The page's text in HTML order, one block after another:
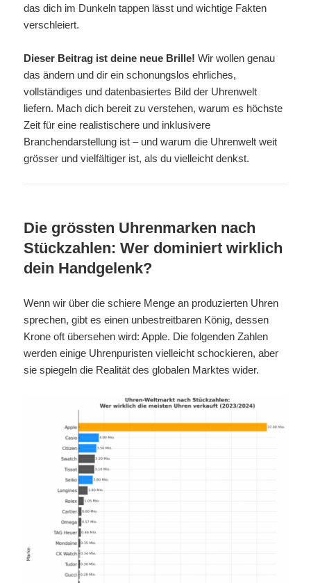
das dich im Dunkeln tappen lässt und wichtige Fakten
verschleiert.
Dieser Beitrag ist deine neue Brille! Wir wollen genau
das ändern und dir ein schonungslos ehrliches,
vollständiges und datenbasiertes Bild der Uhrenwelt
liefern. Mach dich bereit zu verstehen, warum es höchste
Zeit für eine realistischere und inklusivere
Branchendarstellung ist – und warum die Uhrenwelt weit
grösser und vielfältiger ist, als du vielleicht denkst.
Die grössten Uhrenmarken nach
Stückzahlen: Wer dominiert wirklich
dein Handgelenk?
Wenn wir über die schiere Menge an produzierten Uhren
sprechen, gibt es einen unbestreitbaren König, dessen
Krone oft übersehen wird: Apple. Die folgenden Zahlen
werden einige Uhrenpuristen vielleicht schockieren, aber
sie spiegeln die Realität des globalen Marktes wider.